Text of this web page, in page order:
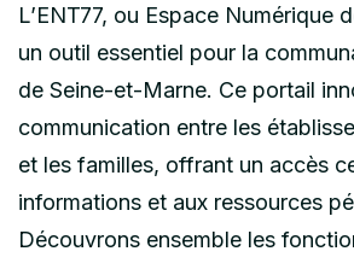
L’ENT77, ou Espace Numérique
un outil essentiel pour la
de Seine-et-Marne. Ce portail
communication entre les
et les familles, offrant un accès
informations et aux ressources
Découvrons ensemble les